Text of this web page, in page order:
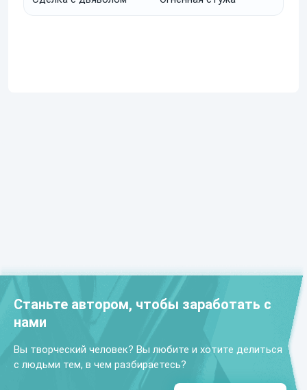
Станьте автором, чтобы заработать с
нами
Вы творческий человек? Вы любите и хотите делиться
с людьми тем, в чем разбираетесь?